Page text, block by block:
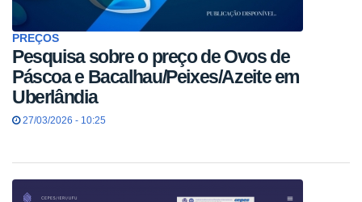
PREÇOS
Pesquisa sobre o preço de Ovos de
Páscoa e Bacalhau/Peixes/Azeite em
Uberlândia
27/03/2026 - 10:25